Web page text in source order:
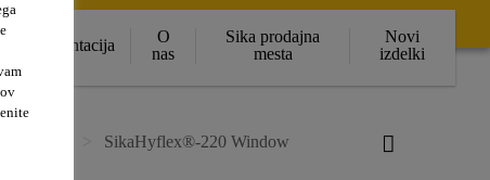
Dokumentacija
O
nas
Sika prodajna
mesta
Novi
izdelki
stavbe SikaHyflex®-220 Window